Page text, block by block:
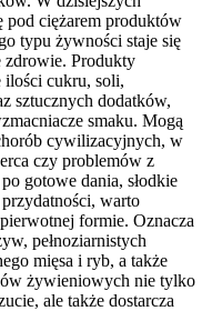
pod ciężarem produktów
typu żywności staje się
zdrowie. Produkty
ilości cukru, soli,
sztucznych dodatków,
smaku. Mogą
cywilizacyjnych, w
czy problemów z
gotowe dania, słodkie
warto
formie. Oznacza
pełnoziarnistych
mięsa i ryb, a także
żywieniowych nie tylko
ale także dostarcza